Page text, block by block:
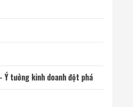
Ý tưởng kinh doanh đột phá